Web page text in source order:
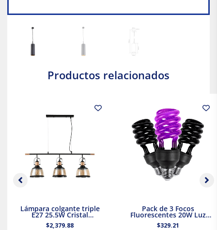
Productos relacionados
Lámpara colgante triple
E27 25.5W Cristal
Negro/Dorado Tecnolite
$2,379.88
Pack de 3 Focos
Fluorescentes 20W Luz
Negra Base E27 Tecnolite
$329.21